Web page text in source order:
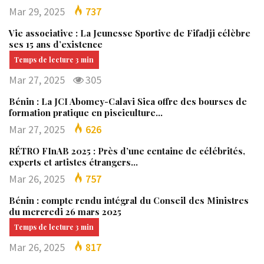
Mar 29, 2025 737
Vie associative : La Jeunesse Sportive de Fifadji célèbre
ses 15 ans d’existence
Mar 27, 2025 305
Bénin : La JCI Abomey-Calavi Sica offre des bourses de
formation pratique en pisciculture…
Mar 27, 2025 626
RÉTRO FInAB 2025 : Près d’une centaine de célébrités,
experts et artistes étrangers…
Mar 26, 2025 757
Bénin : compte rendu intégral du Conseil des Ministres
du mercredi 26 mars 2025
Mar 26, 2025 817